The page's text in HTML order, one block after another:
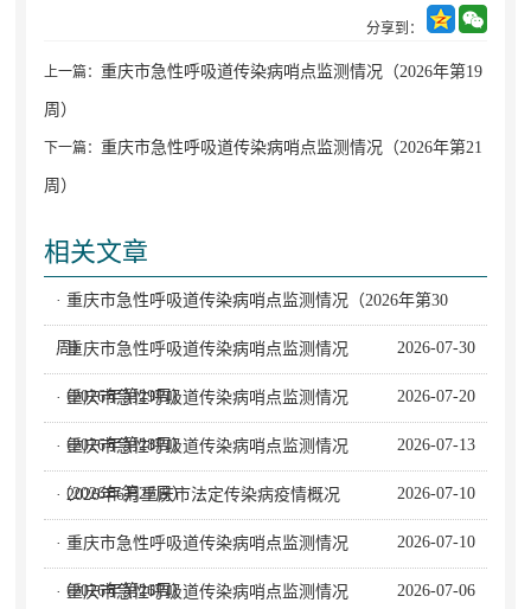
分享到：
上一篇： 重庆市急性呼吸道传染病哨点监测情况（2026年第19
周）
下一篇： 重庆市急性呼吸道传染病哨点监测情况（2026年第21
周）
相关文章
· 重庆市急性呼吸道传染病哨点监测情况（2026年第30
周） 2026-07-30
· 重庆市急性呼吸道传染病哨点监测情况
（2026年第29周） 2026-07-20
· 重庆市急性呼吸道传染病哨点监测情况
（2026年第28周） 2026-07-13
· 重庆市急性呼吸道传染病哨点监测情况
（2026年第27周） 2026-07-10
· 2026年6月重庆市法定传染病疫情概况
2026-07-10
· 重庆市急性呼吸道传染病哨点监测情况
（2026年第26周） 2026-07-06
· 重庆市急性呼吸道传染病哨点监测情况